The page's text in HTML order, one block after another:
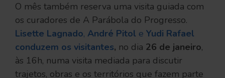
O mês também reserva uma visita guiada com
os curadores de A Parábola do Progresso.
Lisette Lagnado, André Pitol e Yudi Rafael
conduzem os visitantes, no dia 26 de janeiro,
às 16h, numa visita mediada para discutir
trajetos, obras e os territórios que fazem parte